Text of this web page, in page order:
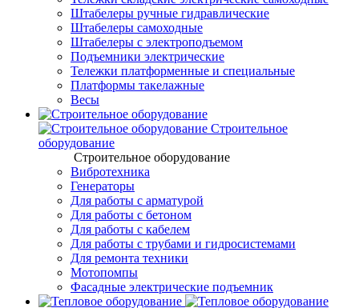
Штабелеры ручные гидравлические
Штабелеры самоходные
Штабелеры с электроподъемом
Подъемники электрические
Тележки платформенные и специальные
Платформы такелажные
Весы
Строительное
оборудование
Строительное оборудование
Вибротехника
Генераторы
Для работы с арматурой
Для работы с бетоном
Для работы с кабелем
Для работы с трубами и гидросистемами
Для ремонта техники
Мотопомпы
Фасадные электрические подъемник